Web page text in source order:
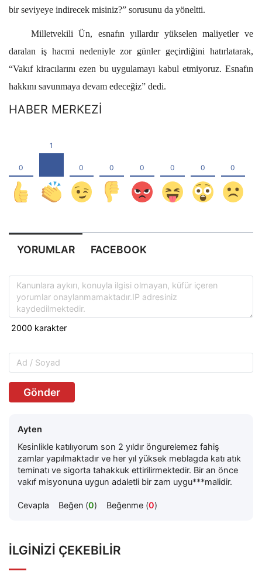
bir seviyeye indirecek misiniz?” sorusunu da yöneltti.
Milletvekili Ün, esnafın yıllardır yükselen maliyetler ve
daralan iş hacmi nedeniyle zor günler geçirdiğini hatırlatarak,
“Vakıf kiracılarını ezen bu uygulamayı kabul etmiyoruz. Esnafın
hakkını savunmaya devam edeceğiz” dedi.
HABER MERKEZİ
YORUMLAR FACEBOOK
Gönder
Ayten
Kesinlikle katılıyorum son 2 yıldır öngurelemez fahiş
zamlar yapılmaktadır ve her yıl yüksek meblagda katı atık
teminatı ve sigorta tahakkuk ettirilirmektedir. Bir an önce
vakıf misyonuna uygun adaletli bir zam uygu***malidir.
Cevapla Beğen (0) Beğenme (0)
İLGINIZI ÇEKEBILIR